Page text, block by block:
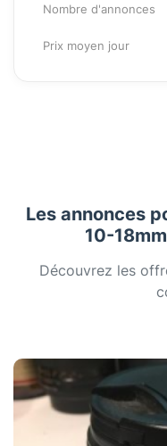
Nombre d'annonces
Prix moyen jour
Les annonces
10-
Découvrez les